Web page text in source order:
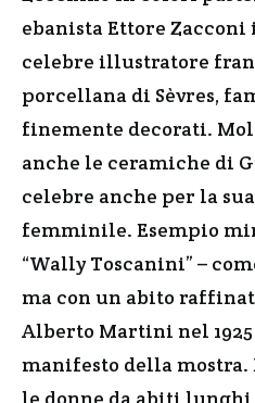
ebanista Ettore
celebre illustratore
porcellana di Sèvres,
finemente decorati.
anche le ceramiche di
celebre anche per la
femminile. Esempio
“Wally Toscanini” –
ma con un abito
Alberto Martini nel 1925
manifesto della mostra.